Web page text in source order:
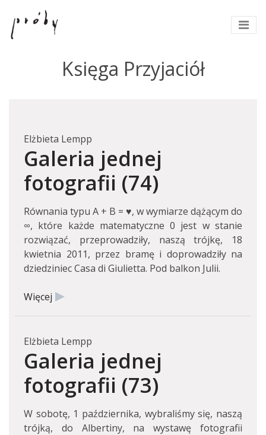
Księga Przyjaciół
Elżbieta Lempp
Galeria jednej
fotografii (74)
Równania typu A + B = ♥, w wymiarze dążącym do
∞, które każde matematyczne 0 jest w stanie
rozwiązać, przeprowadziły, naszą trójkę, 18
kwietnia 2011, przez bramę i doprowadziły na
dziedziniec Casa di Giulietta. Pod balkon Julii.
Więcej
Elżbieta Lempp
Galeria jednej
fotografii (73)
W sobotę, 1 października, wybraliśmy się, naszą
trójką, do Albertiny, na wystawę fotografii